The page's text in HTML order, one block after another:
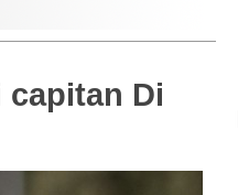
capitan Di